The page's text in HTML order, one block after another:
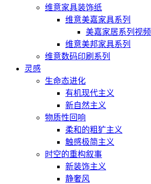
维意家具装饰纸
维意美嘉家具系列
美嘉家居系列视频
维意美邦家具系列
维意数码印刷系列
灵感
生命态进化
有机现代主义
新自然主义
物质性回响
柔和的粗犷主义
触感极简主义
时空的重构叙事
新装饰主义
静奢风